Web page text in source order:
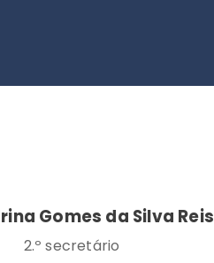
Gomes da Silva Reis
2.º secretário